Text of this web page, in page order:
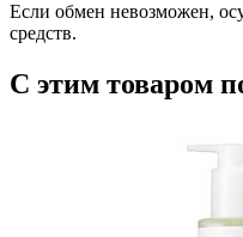
Если обмен невозможен,
средств.
С этим товаром